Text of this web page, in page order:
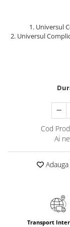
Lecturi Scolare
Lumea Copilariei
Ma pregatesc
Clasa a V-a
Clasa a VII-a
Clasa a VIII-a
Limbi Straine
Povesti
1. Universul
2. Universul
Cod
Ai
Adauga
Transport